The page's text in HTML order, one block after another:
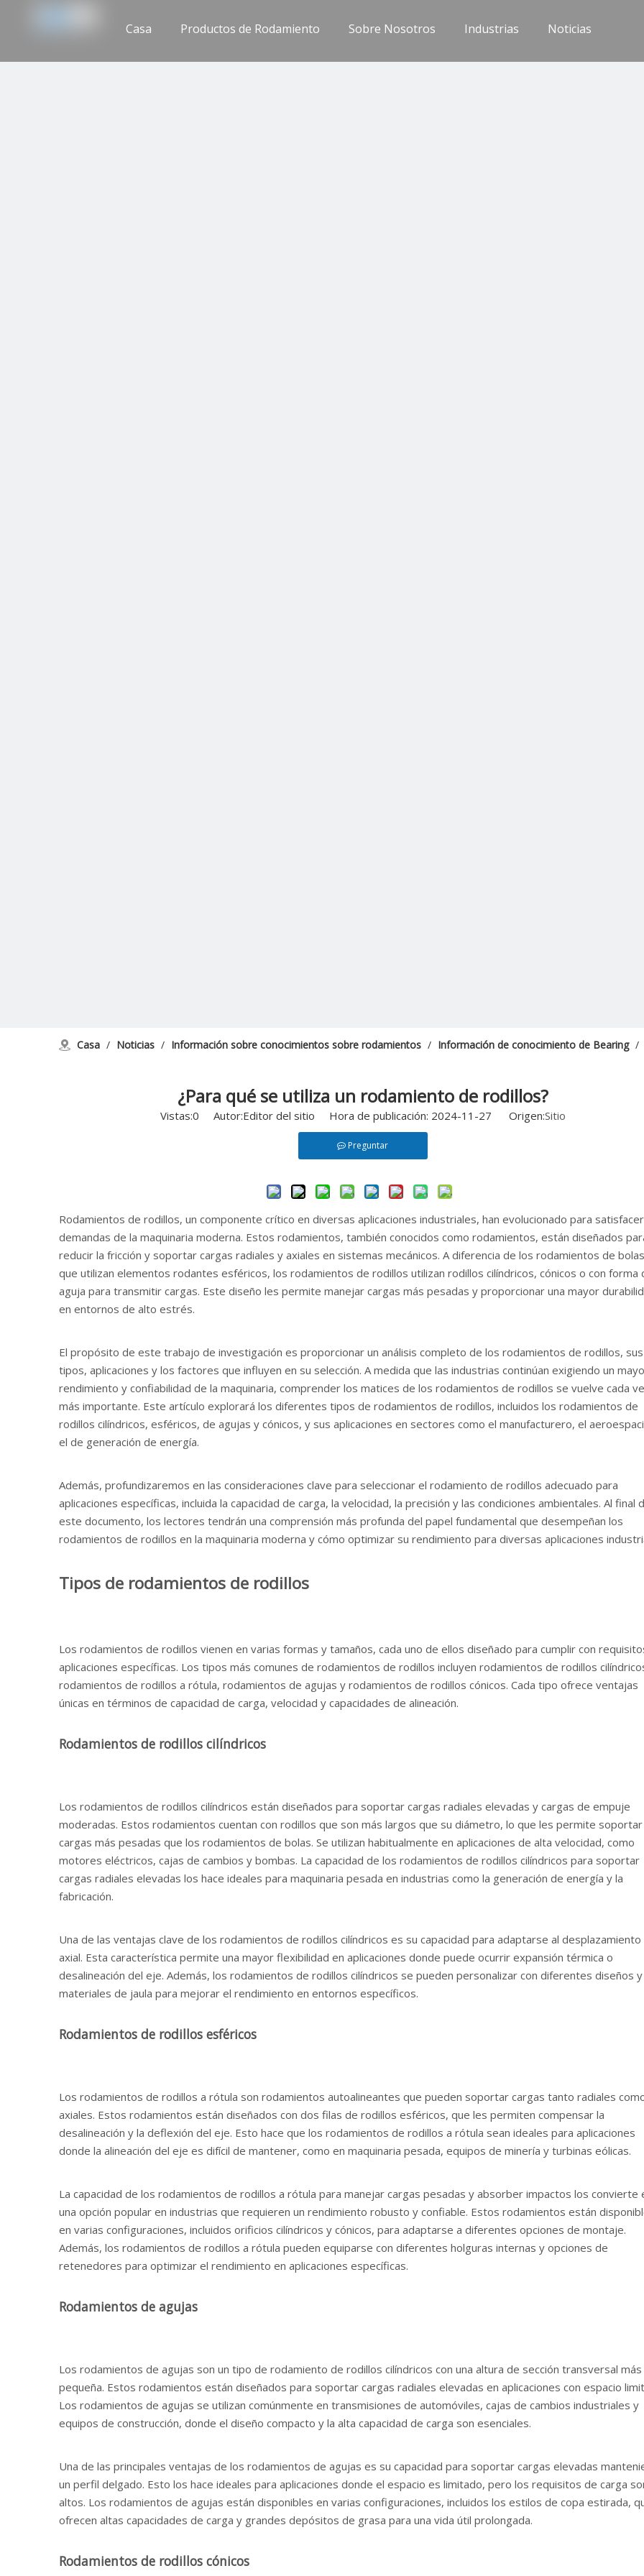
Casa Productos de Rodamiento Sobre Nosotros Industrias Noticias
Casa / Noticias / Información sobre conocimientos sobre rodamientos / Información de conocimiento de Bearing /
¿Para qué se utiliza un rodamiento de rodillos?
Vistas:0 Autor:Editor del sitio Hora de publicación: 2024-11-27 Origen:Sitio
Preguntar
Rodamientos de rodillos, un componente crítico en diversas aplicaciones industriales, han evolucionado para
demandas de la maquinaria moderna. Estos rodamientos, también conocidos como rodamientos, están diseñados
reducir la fricción y soportar cargas radiales y axiales en sistemas mecánicos. A diferencia de los rodamientos de
que utilizan elementos rodantes esféricos, los rodamientos de rodillos utilizan rodillos cilíndricos, cónicos o con forma
aguja para transmitir cargas. Este diseño les permite manejar cargas más pesadas y proporcionar una mayor
en entornos de alto estrés.
El propósito de este trabajo de investigación es proporcionar un análisis completo de los rodamientos de rodillos, sus
tipos, aplicaciones y los factores que influyen en su selección. A medida que las industrias continúan exigiendo un
rendimiento y confiabilidad de la maquinaria, comprender los matices de los rodamientos de rodillos se vuelve cada
más importante. Este artículo explorará los diferentes tipos de rodamientos de rodillos, incluidos los rodamientos de
rodillos cilíndricos, esféricos, de agujas y cónicos, y sus aplicaciones en sectores como el manufacturero, el
el de generación de energía.
Además, profundizaremos en las consideraciones clave para seleccionar el rodamiento de rodillos adecuado para
aplicaciones específicas, incluida la capacidad de carga, la velocidad, la precisión y las condiciones ambientales. Al final
este documento, los lectores tendrán una comprensión más profunda del papel fundamental que desempeñan los
rodamientos de rodillos en la maquinaria moderna y cómo optimizar su rendimiento para diversas aplicaciones
Tipos de rodamientos de rodillos
Los rodamientos de rodillos vienen en varias formas y tamaños, cada uno de ellos diseñado para cumplir con
aplicaciones específicas. Los tipos más comunes de rodamientos de rodillos incluyen rodamientos de rodillos
rodamientos de rodillos a rótula, rodamientos de agujas y rodamientos de rodillos cónicos. Cada tipo ofrece ventajas
únicas en términos de capacidad de carga, velocidad y capacidades de alineación.
Rodamientos de rodillos cilíndricos
Los rodamientos de rodillos cilíndricos están diseñados para soportar cargas radiales elevadas y cargas de empuje
moderadas. Estos rodamientos cuentan con rodillos que son más largos que su diámetro, lo que les permite soportar
cargas más pesadas que los rodamientos de bolas. Se utilizan habitualmente en aplicaciones de alta velocidad, como
motores eléctricos, cajas de cambios y bombas. La capacidad de los rodamientos de rodillos cilíndricos para soportar
cargas radiales elevadas los hace ideales para maquinaria pesada en industrias como la generación de energía y la
fabricación.
Una de las ventajas clave de los rodamientos de rodillos cilíndricos es su capacidad para adaptarse al desplazamiento
axial. Esta característica permite una mayor flexibilidad en aplicaciones donde puede ocurrir expansión térmica o
desalineación del eje. Además, los rodamientos de rodillos cilíndricos se pueden personalizar con diferentes diseños y
materiales de jaula para mejorar el rendimiento en entornos específicos.
Rodamientos de rodillos esféricos
Los rodamientos de rodillos a rótula son rodamientos autoalineantes que pueden soportar cargas tanto radiales
axiales. Estos rodamientos están diseñados con dos filas de rodillos esféricos, que les permiten compensar la
desalineación y la deflexión del eje. Esto hace que los rodamientos de rodillos a rótula sean ideales para aplicaciones
donde la alineación del eje es difícil de mantener, como en maquinaria pesada, equipos de minería y turbinas eólicas.
La capacidad de los rodamientos de rodillos a rótula para manejar cargas pesadas y absorber impactos los convierte
una opción popular en industrias que requieren un rendimiento robusto y confiable. Estos rodamientos están
en varias configuraciones, incluidos orificios cilíndricos y cónicos, para adaptarse a diferentes opciones de montaje.
Además, los rodamientos de rodillos a rótula pueden equiparse con diferentes holguras internas y opciones de
retenedores para optimizar el rendimiento en aplicaciones específicas.
Rodamientos de agujas
Los rodamientos de agujas son un tipo de rodamiento de rodillos cilíndricos con una altura de sección transversal más
pequeña. Estos rodamientos están diseñados para soportar cargas radiales elevadas en aplicaciones con espacio
Los rodamientos de agujas se utilizan comúnmente en transmisiones de automóviles, cajas de cambios industriales y
equipos de construcción, donde el diseño compacto y la alta capacidad de carga son esenciales.
Una de las principales ventajas de los rodamientos de agujas es su capacidad para soportar cargas elevadas
un perfil delgado. Esto los hace ideales para aplicaciones donde el espacio es limitado, pero los requisitos de carga
altos. Los rodamientos de agujas están disponibles en varias configuraciones, incluidos los estilos de copa estirada,
ofrecen altas capacidades de carga y grandes depósitos de grasa para una vida útil prolongada.
Rodamientos de rodillos cónicos